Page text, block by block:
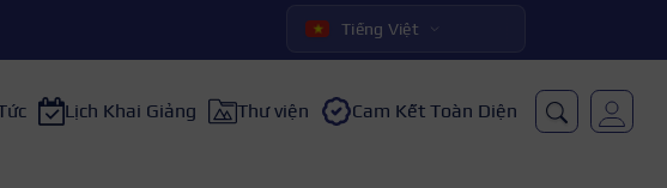
Tiếng Việt
Lịch Khai Giảng Thư viện Cam Kết Toàn Diện